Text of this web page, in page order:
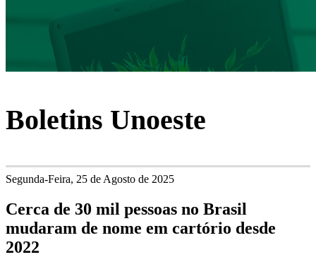
Boletins Unoeste
Segunda-Feira, 25 de Agosto de 2025
Cerca de 30 mil pessoas no Brasil
mudaram de nome em cartório desde
2022